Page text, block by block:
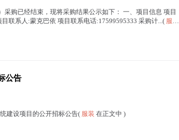
购已经结束，现将采购结果公示如下： 一、项目信息 项目
联系人:蒙克巴依 项目联系电话:17599595333 采购计...( 服装
公告
建设项目的公开招标公告( 服装 在正文中 )